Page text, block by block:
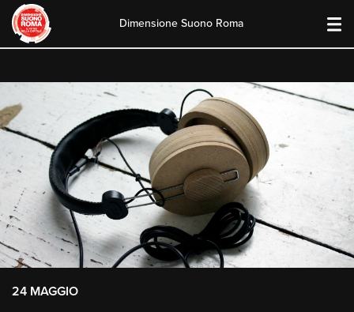
content
Dimensione Suono Roma
24 MAGGIO